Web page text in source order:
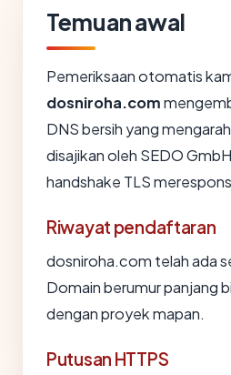
Temuan awal
Pemeriksaan otomatis
dosniroha.com
DNS bersih yang
disajikan oleh SEDO
handshake TLS
Riwayat pendaftaran
dosniroha.com telah ada
Domain berumur panjang
dengan proyek mapan.
Putusan HTTPS